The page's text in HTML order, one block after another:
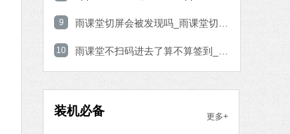
9
10
装机必备 更多+
腾讯视频
软件语言：简体中文
下载